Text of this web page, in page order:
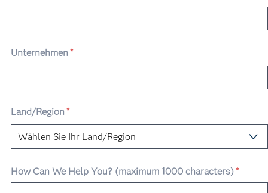
Unternehmen *
Land/Region *
How Can We Help You? (maximum 1000 characters)*